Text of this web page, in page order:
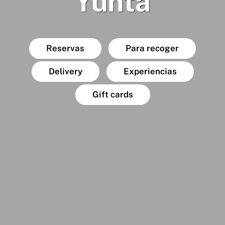
Reservas Para recoger
Delivery Experiencias
Gift cards